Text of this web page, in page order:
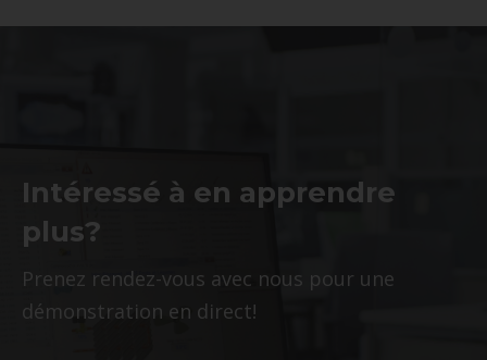
Intéressé à en apprendre
plus?
Prenez rendez-vous avec nous pour une
démonstration en direct!